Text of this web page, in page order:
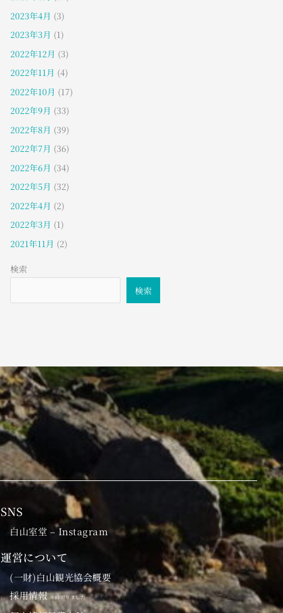
2023年4月 (3)
2023年3月 (1)
2022年12月 (3)
2022年11月 (4)
2022年10月 (17)
2022年9月 (33)
2022年8月 (39)
2022年7月 (36)
2022年6月 (34)
2022年5月 (32)
2022年4月 (2)
2022年3月 (1)
2021年11月 (2)
検索
検索
SNS
白山室堂 – Instagram
運営について
(一財)白山観光協会概要
採用情報※締切りました